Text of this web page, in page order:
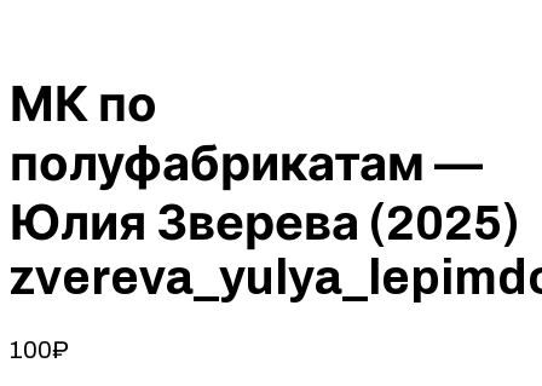
МК по
полуфабрикатам —
Юлия Зверева (2025)
100₽